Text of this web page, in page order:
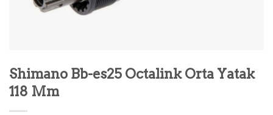
Shimano Bb-es25 Octalink Orta Yatak
118 Mm